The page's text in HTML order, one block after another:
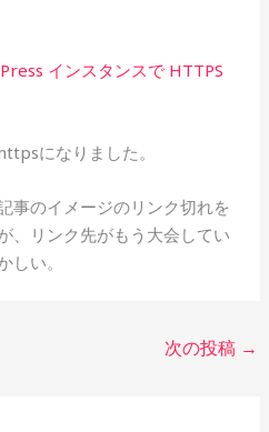
インスタンスで HTTPS
になりました。
事のイメージのリンク切れを
、リンク先がもう大会してい
しい。
次の投稿 →